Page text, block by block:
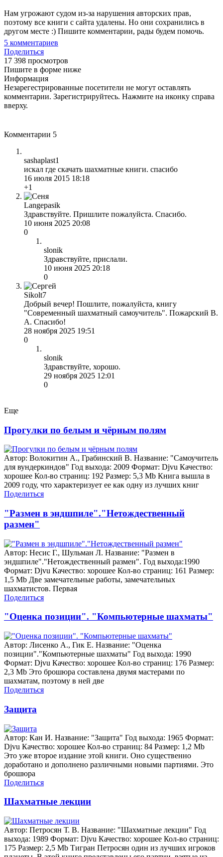
Нам угрожают судом из-за нарушения авторских прав,
поэтому все книги с сайта удалены. Но они сохранились в
другом месте :) Пишите комментарии, рады будем помочь.
5 комментариев
Поделиться
17 398 просмотров
Пишите в форме ниже
Информация
Незарегестрированные посетители не могут оставлять
комментарии. Зарегистрируйтесь. Нажмите на иконку справа
вверху.
Комментарии 5
sashaplast1
искал где скачать шахматные книги. спасибо
16 июля 2015 18:18
+1
Langepasik
Здравствуйте. Пришлите пожалуйста. Спасибо.
10 июня 2025 20:08
0
slonik
Здравствуйте, прислали.
10 июня 2025 20:18
0
Sikolt7
Добрый вечер! Пошлите, пожалуйста, книгу
"Современный шахматный самоучитель". Пожарский В.
А. Спасибо!
28 ноября 2025 19:51
0
slonik
Здравствуйте, хорошо.
29 ноября 2025 12:01
0
Еще
Прогулки по белым и чёрным полям
Автор: Волокитин А., Грабинский В. Название: "Самоучитель
для вундеркиндов" Год выхода: 2009 Формат: Djvu Качество:
хорошее Кол-во страниц: 192 Размер: 5,3 Mb Книга вышла в
2009 году, что характеризует ее как одну из лучших книг
Поделиться
"Размен в эндшпиле"."Нетождественный
размен"
Автор: Несис Г., Шульман Л. Название: "Размен в
эндшпиле"."Нетождественный размен". Год выхода:1990
Формат: Djvu Качество: хорошее Кол-во страниц: 161 Размер:
1,5 Mb Две замечательные работы, замечательных
шахматистов. Первая
Поделиться
"Оценка позиции". "Компьютерные шахматы"
Автор: Лисенко А., Гик Е. Название: "Оценка
позиции"."Компьютерные шахматы" Год выхода: 1990
Формат: Djvu Качество: хорошее Кол-во страниц: 176 Размер:
2,3 Mb Это брошюра составлена двумя мастерами по
шахматам, поэтому в ней две
Поделиться
Защита
Автор: Кан И. Название: "Защита" Год выхода: 1965 Формат:
Djvu Качество: хорошее Кол-во страниц: 84 Размер: 1,2 Mb
Это уже второе издание этой книги. Оно существенно
доработано и дополнено различными новыми партиями. Это
брошюра
Поделиться
Шахматные лекции
Автор: Петросян Т. В. Название: "Шахматные лекции" Год
выхода: 1989 Формат: Djvu Качество: хорошее Кол-во страниц:
175 Размер: 2,5 Mb Тигран Петросян один из лучших игроков